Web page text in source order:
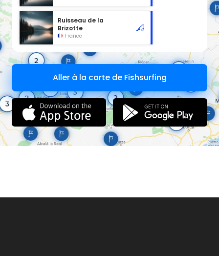
Ruisseau de la
Brizotte
France
Aller à la carte de Fishsurfing